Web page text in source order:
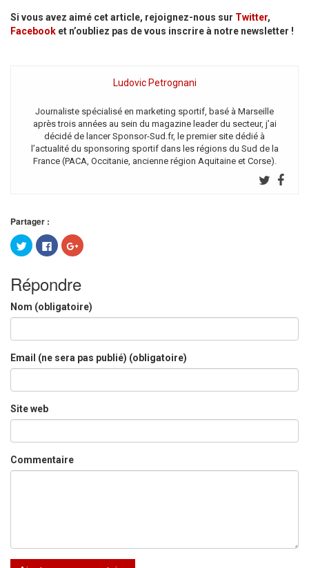
Si vous avez aimé cet article, rejoignez-nous sur Twitter,
Facebook et n’oubliez pas de vous inscrire à notre newsletter !
Ludovic Petrognani
Journaliste spécialisé en marketing sportif, basé à Marseille
après trois années au sein du magazine leader du secteur, j’ai
décidé de lancer Sponsor-Sud.fr, le premier site dédié à
l’actualité du sponsoring sportif dans les régions du Sud de la
France (PACA, Occitanie, ancienne région Aquitaine et Corse).
Partager :
Cliquez
pour
partager
Twitter(ouvre
dans
une
nouvelle
fenêtre)
Cliquez
pour
partager
Facebook(ouvre
dans
une
nouvelle
fenêtre)
Cliquez
pour
(ouvre
dans
une
nouvelle
fenêtre)
Répondre
Nom (obligatoire)
Email (ne sera pas publié) (obligatoire)
Site web
Commentaire